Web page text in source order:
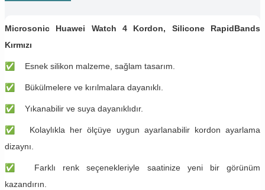
Microsonic Huawei Watch 4 Kordon, Silicone RapidBands
Kırmızı
✅ Esnek silikon malzeme, sağlam tasarım.
✅ Bükülmelere ve kırılmalara dayanıklı.
✅ Yıkanabilir ve suya dayanıklıdır.
✅ Kolaylıkla her ölçüye uygun ayarlanabilir kordon ayarlama
dizaynı.
✅ Farklı renk seçenekleriyle saatinize yeni bir görünüm
kazandırın.